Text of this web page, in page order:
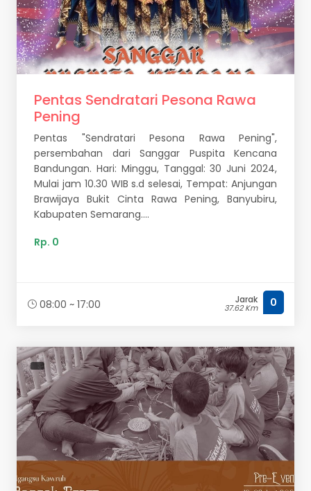
Pentas Sendratari Pesona Rawa
Pening
Pentas "Sendratari Pesona Rawa Pening",
persembahan dari Sanggar Puspita Kencana
Bandungan. Hari: Minggu, Tanggal: 30 Juni 2024,
Mulai jam 10.30 WIB s.d selesai, Tempat: Anjungan
Brawijaya Bukit Cinta Rawa Pening, Banyubiru,
Kabupaten Semarang....
Rp. 0
08:00 ~ 17:00 Jarak
37.62 Km 0